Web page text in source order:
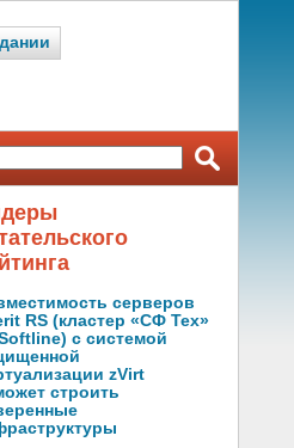
серверов
RS (кластер «СФ Тех»
с системой
zVirt
строить